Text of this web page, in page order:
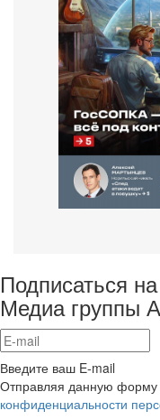
Подписаться
Медиа группы
Введите ваш E-mail
Отправляя данную форму
конфиденциальности